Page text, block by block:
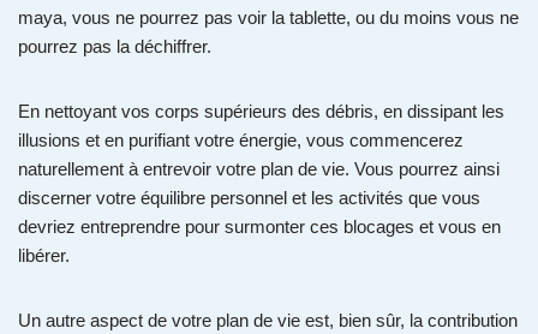
maya, vous ne pourrez pas voir la tablette, ou du moins vous ne
pourrez pas la déchiffrer.
En nettoyant vos corps supérieurs des débris, en dissipant les
illusions et en purifiant votre énergie, vous commencerez
naturellement à entrevoir votre plan de vie. Vous pourrez ainsi
discerner votre équilibre personnel et les activités que vous
devriez entreprendre pour surmonter ces blocages et vous en
libérer.
Un autre aspect de votre plan de vie est, bien sûr, la contribution